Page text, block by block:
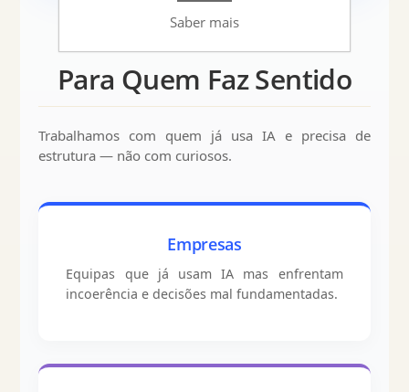
Para Quem Faz Sentido
Trabalhamos com quem já usa IA e precisa de
estrutura — não com curiosos.
Empresas
Equipas que já usam IA mas enfrentam
incoerência e decisões mal fundamentadas.
Saber mais